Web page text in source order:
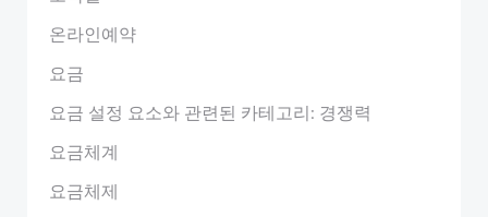
온라인예약
요금
요금 설정 요소와 관련된 카테고리: 경쟁력
요금체계
요금체제